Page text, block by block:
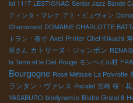
lot 1117 LESTIGNAC Senior Jazz Bande
ティンタ・マレナ アミ・ビュヴォン
Chamonard DOMAINE CHARLOTTE
トラン・奏で Axel Prϋfer Chef Kikuchi
垣さん カトリーヌ・ジャンボン
la Terre et le Ciel Rouge モンペイル村
Bourgogne Rosé Métisse La Poivrotte
ランタン・ヴァレス Pacalet 宮崎 桜・花
YASABURO biodynamic Bistro Grand 8